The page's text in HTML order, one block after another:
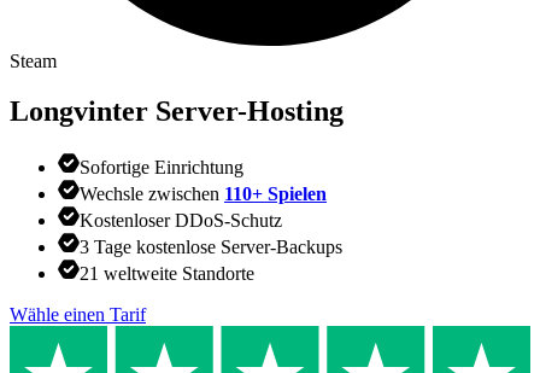
Steam
Longvinter Server-Hosting
Sofortige Einrichtung
Wechsle zwischen 110+ Spielen
Kostenloser DDoS-Schutz
3 Tage kostenlose Server-Backups
21 weltweite Standorte
Wähle einen Tarif